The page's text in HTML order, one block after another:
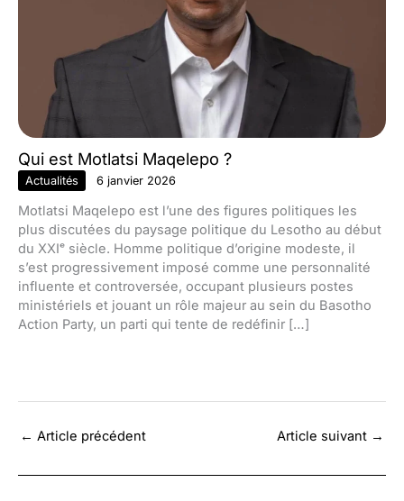
Qui est Motlatsi Maqelepo ?
Actualités 6 janvier 2026
Motlatsi Maqelepo est l’une des figures politiques les
plus discutées du paysage politique du Lesotho au début
du XXIᵉ siècle. Homme politique d’origine modeste, il
s’est progressivement imposé comme une personnalité
influente et controversée, occupant plusieurs postes
ministériels et jouant un rôle majeur au sein du Basotho
Action Party, un parti qui tente de redéfinir […]
← Article précédent Article suivant →